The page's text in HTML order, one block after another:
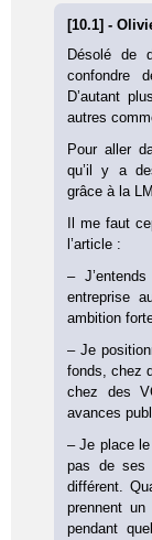
[10.1] -
Désolé de
confondre
D’autant
autres
Pour aller
qu’il y a
grâce à la
Il me faut
l’article :
–
entreprise
ambition
– Je
fonds, chez
chez des
avances
– Je place
pas de ses
différent.
prennent
pendant